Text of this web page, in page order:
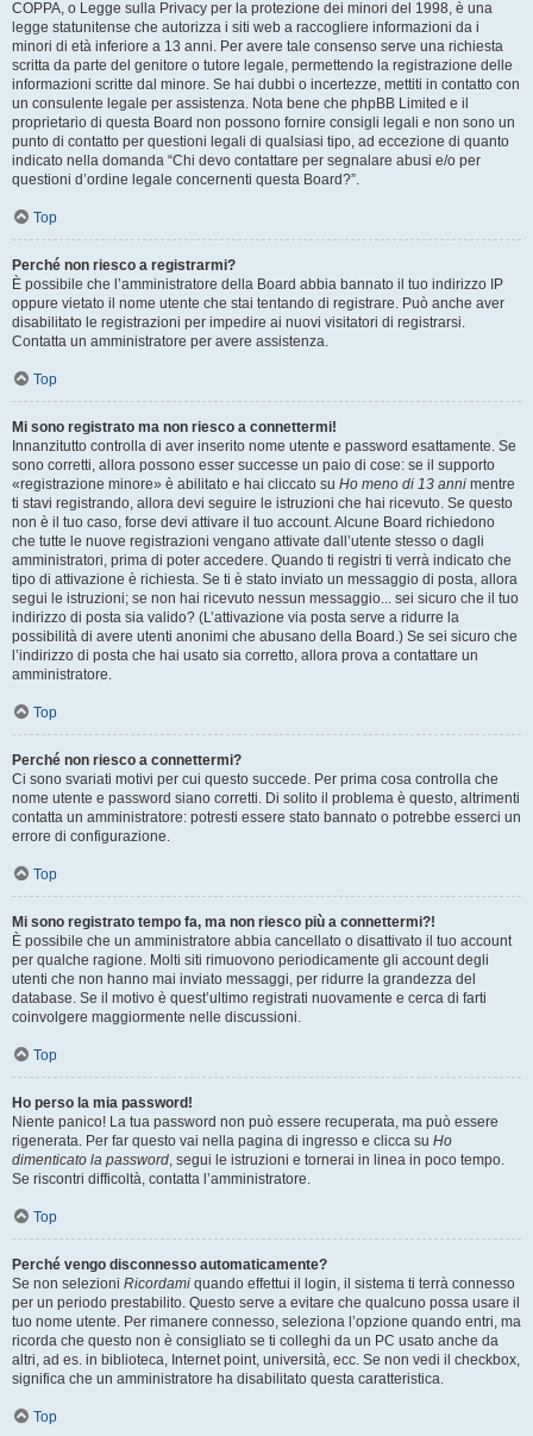
COPPA, o Legge sulla Privacy per la protezione dei minori del 1998, è una
legge statunitense che autorizza i siti web a raccogliere informazioni da i
minori di età inferiore a 13 anni. Per avere tale consenso serve una richiesta
scritta da parte del genitore o tutore legale, permettendo la registrazione delle
informazioni scritte dal minore. Se hai dubbi o incertezze, mettiti in contatto con
un consulente legale per assistenza. Nota bene che phpBB Limited e il
proprietario di questa Board non possono fornire consigli legali e non sono un
punto di contatto per questioni legali di qualsiasi tipo, ad eccezione di quanto
indicato nella domanda “Chi devo contattare per segnalare abusi e/o per
questioni d’ordine legale concernenti questa Board?”.
Top
Perché non riesco a registrarmi?
È possibile che l’amministratore della Board abbia bannato il tuo indirizzo IP
oppure vietato il nome utente che stai tentando di registrare. Può anche aver
disabilitato le registrazioni per impedire ai nuovi visitatori di registrarsi.
Contatta un amministratore per avere assistenza.
Top
Mi sono registrato ma non riesco a connettermi!
Innanzitutto controlla di aver inserito nome utente e password esattamente. Se
sono corretti, allora possono esser successe un paio di cose: se il supporto
«registrazione minore» è abilitato e hai cliccato su Ho meno di 13 anni mentre
ti stavi registrando, allora devi seguire le istruzioni che hai ricevuto. Se questo
non è il tuo caso, forse devi attivare il tuo account. Alcune Board richiedono
che tutte le nuove registrazioni vengano attivate dall’utente stesso o dagli
amministratori, prima di poter accedere. Quando ti registri ti verrà indicato che
tipo di attivazione è richiesta. Se ti è stato inviato un messaggio di posta, allora
segui le istruzioni; se non hai ricevuto nessun messaggio... sei sicuro che il tuo
indirizzo di posta sia valido? (L’attivazione via posta serve a ridurre la
possibilità di avere utenti anonimi che abusano della Board.) Se sei sicuro che
l’indirizzo di posta che hai usato sia corretto, allora prova a contattare un
amministratore.
Top
Perché non riesco a connettermi?
Ci sono svariati motivi per cui questo succede. Per prima cosa controlla che
nome utente e password siano corretti. Di solito il problema è questo, altrimenti
contatta un amministratore: potresti essere stato bannato o potrebbe esserci un
errore di configurazione.
Top
Mi sono registrato tempo fa, ma non riesco più a connettermi?!
È possibile che un amministratore abbia cancellato o disattivato il tuo account
per qualche ragione. Molti siti rimuovono periodicamente gli account degli
utenti che non hanno mai inviato messaggi, per ridurre la grandezza del
database. Se il motivo è quest’ultimo registrati nuovamente e cerca di farti
coinvolgere maggiormente nelle discussioni.
Top
Ho perso la mia password!
Niente panico! La tua password non può essere recuperata, ma può essere
rigenerata. Per far questo vai nella pagina di ingresso e clicca su Ho
dimenticato la password, segui le istruzioni e tornerai in linea in poco tempo.
Se riscontri difficoltà, contatta l’amministratore.
Top
Perché vengo disconnesso automaticamente?
Se non selezioni Ricordami quando effettui il login, il sistema ti terrà connesso
per un periodo prestabilito. Questo serve a evitare che qualcuno possa usare il
tuo nome utente. Per rimanere connesso, seleziona l’opzione quando entri, ma
ricorda che questo non è consigliato se ti colleghi da un PC usato anche da
altri, ad es. in biblioteca, Internet point, università, ecc. Se non vedi il checkbox,
significa che un amministratore ha disabilitato questa caratteristica.
Top